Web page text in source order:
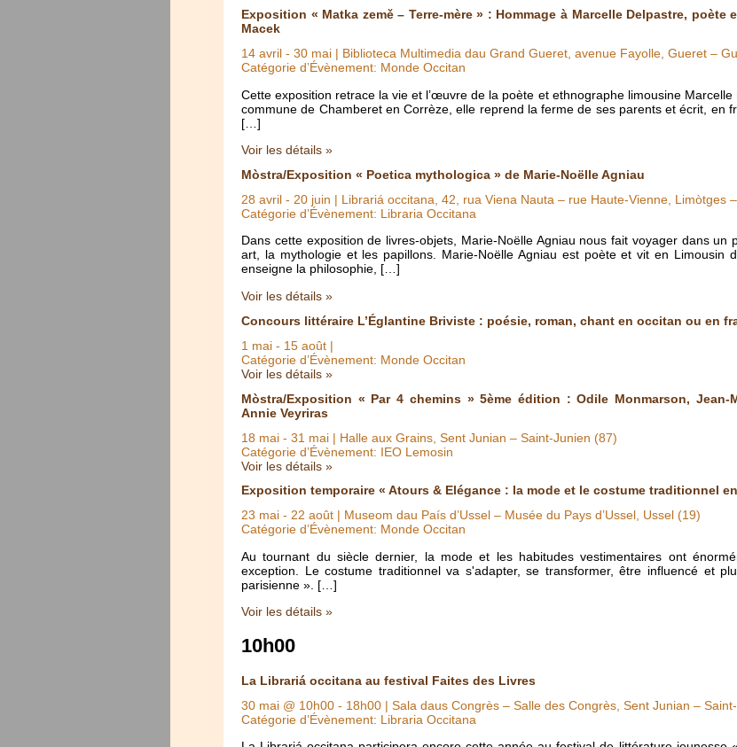
Exposition « Matka země – Terre-mère » : Hommage à Marcelle Delpastre, poète
Macek
14 avril - 30 mai | Biblioteca Multimedia dau Grand Gueret, avenue Fayolle, Gueret –
Catégorie d’Évènement: Monde Occitan
Cette exposition retrace la vie et l’œuvre de la poète et ethnographe limousine
commune de Chamberet en Corrèze, elle reprend la ferme de ses parents et écrit, en
[…]
Voir les détails »
Mòstra/Exposition « Poetica mythologica » de Marie-Noëlle Agniau
28 avril - 20 juin | Librariá occitana, 42, rua Viena Nauta – rue Haute-Vienne, Limòtges
Catégorie d’Évènement: Libraria Occitana
Dans cette exposition de livres-objets, Marie-Noëlle Agniau nous fait voyager dans un
art, la mythologie et les papillons. Marie-Noëlle Agniau est poète et vit en Limousin
enseigne la philosophie, […]
Voir les détails »
Concours littéraire L’Églantine Briviste : poésie, roman, chant en occitan ou en
1 mai - 15 août |
Catégorie d’Évènement: Monde Occitan
Voir les détails »
Mòstra/Exposition « Par 4 chemins » 5ème édition : Odile Monmarson, Jean-
Annie Veyriras
18 mai - 31 mai | Halle aux Grains, Sent Junian – Saint-Junien (87)
Catégorie d’Évènement: IEO Lemosin
Voir les détails »
Exposition temporaire « Atours & Elégance : la mode et le costume traditionnel en
23 mai - 22 août | Museom dau País d’Ussel – Musée du Pays d’Ussel, Ussel (19)
Catégorie d’Évènement: Monde Occitan
Au tournant du siècle dernier, la mode et les habitudes vestimentaires ont
exception. Le costume traditionnel va s'adapter, se transformer, être influencé et
parisienne ». […]
Voir les détails »
10h00
La Librariá occitana au festival Faites des Livres
30 mai @ 10h00 - 18h00 | Sala daus Congrès – Salle des Congrès, Sent Junian –
Catégorie d’Évènement: Libraria Occitana